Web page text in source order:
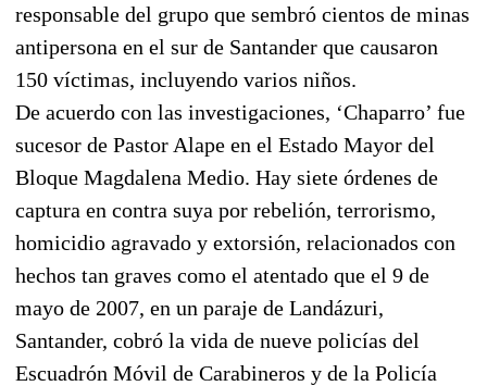
responsable del grupo que sembró cientos de minas
antipersona en el sur de Santander que causaron
150 víctimas, incluyendo varios niños.
De acuerdo con las investigaciones, ‘Chaparro’ fue
sucesor de Pastor Alape en el Estado Mayor del
Bloque Magdalena Medio. Hay siete órdenes de
captura en contra suya por rebelión, terrorismo,
homicidio agravado y extorsión, relacionados con
hechos tan graves como el atentado que el 9 de
mayo de 2007, en un paraje de Landázuri,
Santander, cobró la vida de nueve policías del
Escuadrón Móvil de Carabineros y de la Policía